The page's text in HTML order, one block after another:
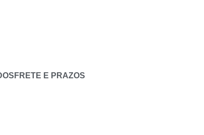
FRETE E PRAZOS